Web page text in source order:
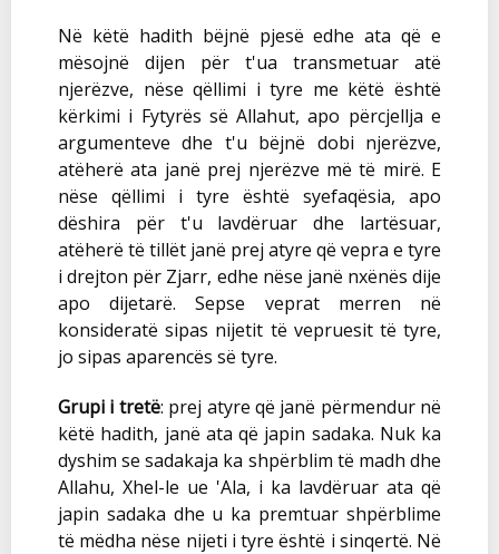
Në këtë hadith bëjnë pjesë edhe ata që e
mësojnë dijen për t'ua transmetuar atë
njerëzve, nëse qëllimi i tyre me këtë është
kërkimi i Fytyrës së Allahut, apo përcjellja e
argumenteve dhe t'u bëjnë dobi njerëzve,
atëherë ata janë prej njerëzve më të mirë. E
nëse qëllimi i tyre është syefaqësia, apo
dëshira për t'u lavdëruar dhe lartësuar,
atëherë të tillët janë prej atyre që vepra e tyre
i drejton për Zjarr, edhe nëse janë nxënës dije
apo dijetarë. Sepse veprat merren në
konsideratë sipas nijetit të vepruesit të tyre,
jo sipas aparencës së tyre.
Grupi i tretë: prej atyre që janë përmendur në
këtë hadith, janë ata që japin sadaka. Nuk ka
dyshim se sadakaja ka shpërblim të madh dhe
Allahu, Xhel-le ue 'Ala, i ka lavdëruar ata që
japin sadaka dhe u ka premtuar shpërblime
të mëdha nëse nijeti i tyre është i sinqertë. Në